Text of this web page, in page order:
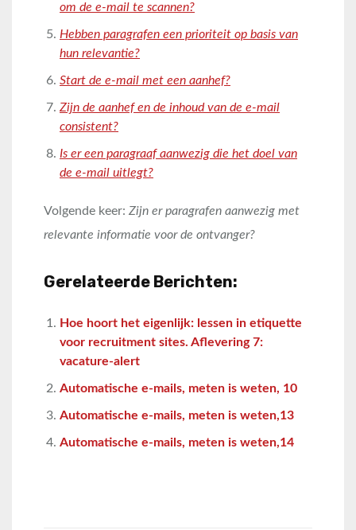
om de e-mail te scannen?
Hebben paragrafen een prioriteit op basis van
hun relevantie?
Start de e-mail met een aanhef?
Zijn de aanhef en de inhoud van de e-mail
consistent?
Is er een paragraaf aanwezig die het doel van
de e-mail uitlegt?
Volgende keer: Zijn er paragrafen aanwezig met
relevante informatie voor de ontvanger?
Gerelateerde Berichten:
Hoe hoort het eigenlijk: lessen in etiquette
voor recruitment sites. Aflevering 7:
vacature-alert
Automatische e-mails, meten is weten, 10
Automatische e-mails, meten is weten,13
Automatische e-mails, meten is weten,14